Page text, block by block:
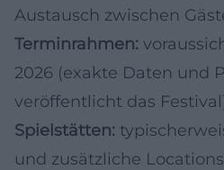
Austausch zwischen
Terminrahmen:
2026 (exakte Daten und
veröffentlicht das
Spielstätten:
und zusätzliche